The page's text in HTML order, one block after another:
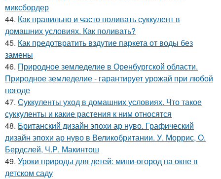
миксбордер
44. Как правильно и часто поливать суккулент в
домашних условиях. Как поливать?
45. Как предотвратить вздутие паркета от воды без
замены
46. Природное земледелие в Оренбургской области.
Природное земледелие - гарантирует урожай при любой
погоде
47. Суккуленты уход в домашних условиях. Что такое
суккуленты и какие растения к ним относятся
48. Британский дизайн эпохи ар нуво. Графический
дизайн эпохи ар нуво в Великобритании. У. Моррис, О.
Бердслей, Ч.Р. Макинтош
49. Уроки природы для детей: мини-огород на окне в
детском саду